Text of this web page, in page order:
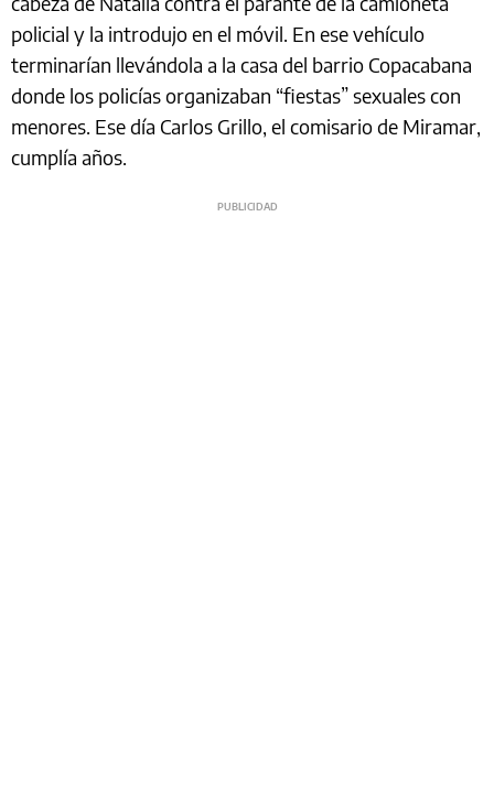
policial y la introdujo en el móvil. En ese vehículo
terminarían llevándola a la casa del barrio Copacabana
donde los policías organizaban “fiestas” sexuales con
menores. Ese día Carlos Grillo, el comisario de Miramar,
cumplía años.